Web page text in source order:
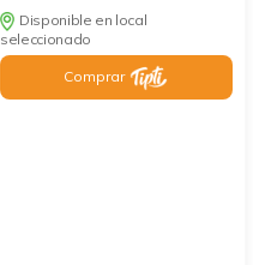
Disponible en local
seleccionado
Comprar